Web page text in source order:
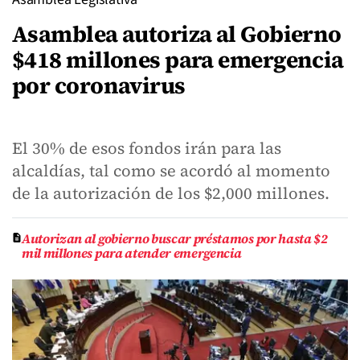
Asamblea autoriza al Gobierno
$418 millones para emergencia
por coronavirus
El 30% de esos fondos irán para las
alcaldías, tal como se acordó al momento
de la autorización de los $2,000 millones.
Autorizan al gobierno buscar préstamos por hasta $2
mil millones para atender emergencia